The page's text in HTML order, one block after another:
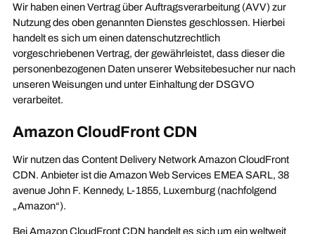
Wir haben einen Vertrag über Auftragsverarbeitung (AVV) zur
Nutzung des oben genannten Dienstes geschlossen. Hierbei
handelt es sich um einen datenschutzrechtlich
vorgeschriebenen Vertrag, der gewährleistet, dass dieser die
personenbezogenen Daten unserer Websitebesucher nur nach
unseren Weisungen und unter Einhaltung der DSGVO
verarbeitet.
Amazon CloudFront CDN
Wir nutzen das Content Delivery Network Amazon CloudFront
CDN. Anbieter ist die Amazon Web Services EMEA SARL, 38
avenue John F. Kennedy, L-1855, Luxemburg (nachfolgend
„Amazon“).
Bei Amazon CloudFront CDN handelt es sich um ein weltweit